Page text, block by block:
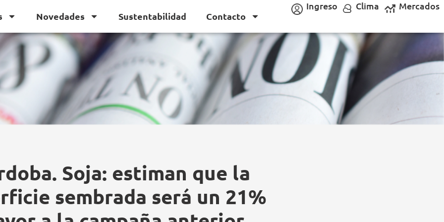
Novedades Sustentabilidad Contacto
Ingreso Clima Mercados
Soja: estiman que la
sembrada será un 21%